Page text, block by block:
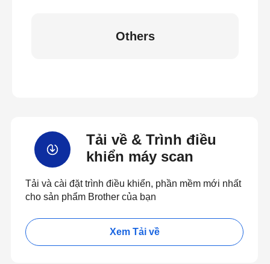
Others
Tải về & Trình điều
khiển máy scan
Tải và cài đặt trình điều khiển, phần mềm mới nhất
cho sản phẩm Brother của bạn
Xem Tải về